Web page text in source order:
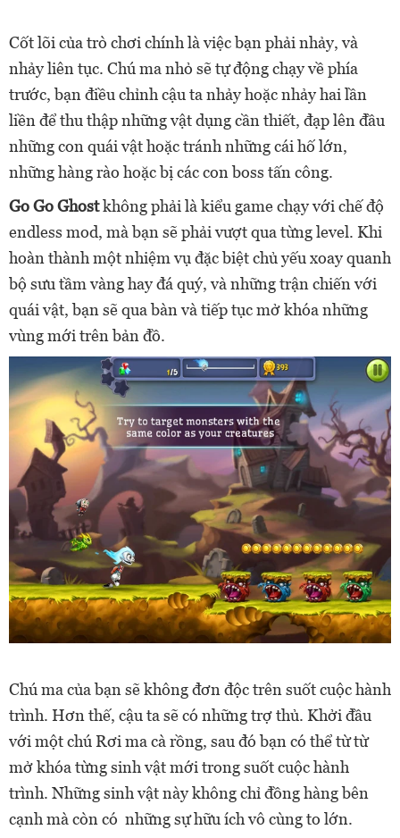
Cốt lõi của trò chơi chính là việc bạn phải nhảy, và
nhảy liên tục. Chú ma nhỏ sẽ tự động chạy về phía
trước, bạn điều chỉnh cậu ta nhảy hoặc nhảy hai lần
liền để thu thập những vật dụng cần thiết, đạp lên đầu
những con quái vật hoặc tránh những cái hố lớn,
những hàng rào hoặc bị các con boss tấn công.
Go Go Ghostkhông phải là kiểu game chạy với chế độ
endless mod, mà bạn sẽ phải vượt qua từng level. Khi
hoàn thành một nhiệm vụ đặc biệt chủ yếu xoay quanh
bộ sưu tầm vàng hay đá quý, và những trận chiến với
quái vật, bạn sẽ qua bàn và tiếp tục mở khóa những
vùng mới trên bản đồ.
Chú ma của bạn sẽ không đơn độc trên suốt cuộc hành
trình. Hơn thế, cậu ta sẽ có những trợ thủ. Khởi đầu
với một chú Rơi ma cà rồng, sau đó bạn có thể từ từ
mở khóa từng sinh vật mới trong suốt cuộc hành
trình. Những sinh vật này không chỉ đồng hàng bên
cạnh mà còn có những sự hữu ích vô cùng to lớn.